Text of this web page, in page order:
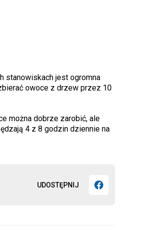
UDOSTĘPNIJ
stanowiskach jest ogromna
owoce z drzew przez 10
można dobrze zarobić, ale
4 z 8 godzin dziennie na